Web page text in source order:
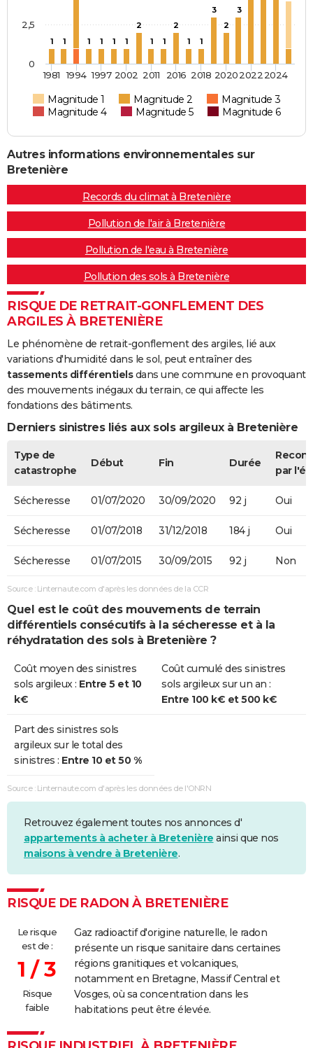
1 1 1 1 1 1
2
1
1
2
1
1
3
2
3
Magnitude 1 Magnitude 2
Magnitude 3
Magnitude 4
Magnitude 5 Magnitude 6
1981 1994 1997 2002 2011 2016 2018 20202022 2024
0
2,5
Autres informations environnementales sur
Bretenière
Records du climat à Bretenière
Pollution de l'air à Bretenière
Pollution de l'eau à Bretenière
Pollution des sols à Bretenière
RISQUE DE RETRAIT-GONFLEMENT DES
ARGILES À BRETENIÈRE
Le phénomène de retrait-gonflement des argiles, lié aux
variations d'humidité dans le sol, peut entraîner des
tassements différentielsdans une commune en provoquant
des mouvements inégaux du terrain, ce qui affecte les
fondations des bâtiments.
Derniers sinistres liés aux sols argileux à Bretenière
Type de
catastrophe
Début Fin Durée
par
Sécheresse 01/07/2020 30/09/2020 92 j Oui
Sécheresse 01/07/2018 31/12/2018 184 j Oui
Sécheresse 01/07/2015 30/09/2015 92 j Non
Source : Linternaute.com d'après les données de la CCR
Quel est le coût des mouvements de terrain
différentiels consécutifs à la sécheresse et à la
réhydratation des sols à Bretenière ?
Coût moyen des sinistres
sols argileux : Entre 5 et 10
k€
Coût cumulé des sinistres
sols argileux sur un an :
Entre 100 k€ et 500 k€
Part des sinistres sols
argileux sur le total des
sinistres : Entre 10 et 50 %
Source : Linternaute.com d'après les données de l'ONRN
Retrouvez également toutes nos annonces d'
appartements à acheter à Bretenière ainsi que nos
maisons à vendre à Bretenière.
RISQUE DE RADON À BRETENIÈRE
Le risque
est de :
1 / 3
Risque
faible
Gaz radioactif d'origine naturelle, le radon
présente un risque sanitaire dans certaines
régions granitiques et volcaniques,
notamment en Bretagne, Massif Central et
Vosges, où sa concentration dans les
habitations peut être élevée.